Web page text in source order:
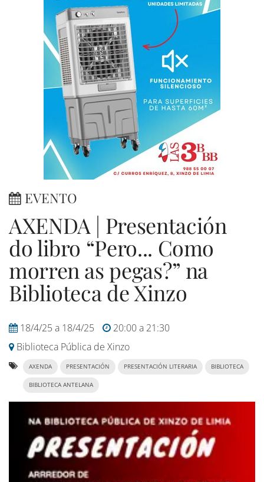
EVENTO
AXENDA | Presentación
do libro “Pero... Como
morren as pegas?” na
Biblioteca de Xinzo
18/4/25 a 18/4/25 20:00a 21:30
Biblioteca Pública de Xinzo
AXENDA PRESENTACIÓN PRESENTACIÓN LITERARIA BIBLIOTECA
BIBLIOTECA ANTELANA